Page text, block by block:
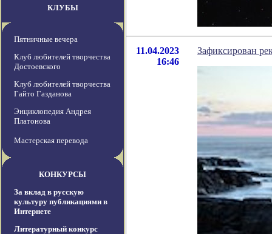
КЛУБЫ
Пятничные вечера
Клуб любителей творчества
Достоевского
Клуб любителей творчества
Гайто Газданова
Энциклопедия Андрея
Платонова
Мастерская перевода
КОНКУРСЫ
За вклад в русскую
культуру публикациями в
Интернете
Литературный конкурс
11.04.2023
16:46
Зафиксирован